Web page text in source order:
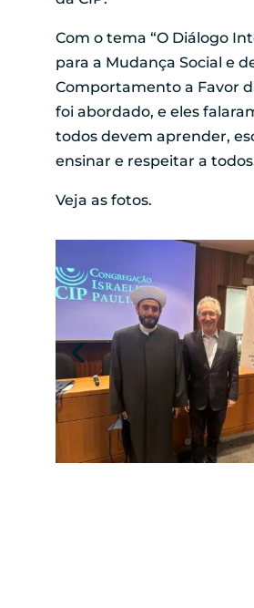
Com o tema “O Diálogo
para a Mudança Social e
Comportamento a Favor
foi abordado, e eles
todos devem aprender,
ensinar e respeitar a
Veja as fotos.